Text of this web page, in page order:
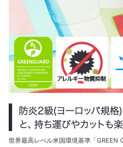
世界最高レべル米国環境基準「GREEN